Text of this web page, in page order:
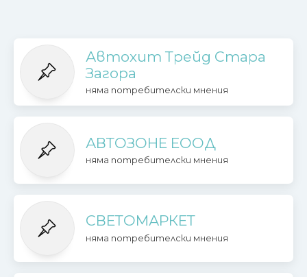
Автохит Трейд Стара
Загора
няма потребителски мнения
АВТОЗОНЕ ЕООД
няма потребителски мнения
СВЕТОМАРКЕТ
няма потребителски мнения